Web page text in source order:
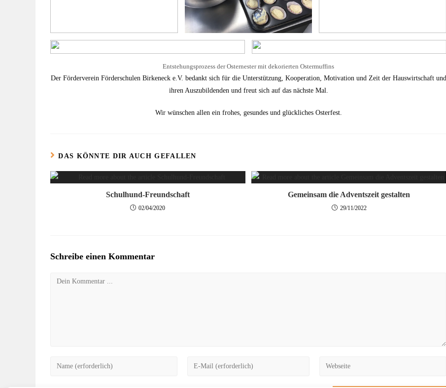
Entstehungsprozess der Osternester mit dekorierten Ostermuffins
Der Förderverein Förderschulen Birkeneck e.V. bedankt sich für die Unterstützung, Kooperation, Motivation und Zeit der Hauswirtschaft und
ihren Auszubildenden und freut sich auf das nächste Mal.
Wir wünschen allen ein frohes, gesundes und glückliches Osterfest.
DAS KÖNNTE DIR AUCH GEFALLEN
Schulhund-Freundschaft
02/04/2020
Gemeinsam die Adventszeit gestalten
29/11/2022
Schreibe einen Kommentar